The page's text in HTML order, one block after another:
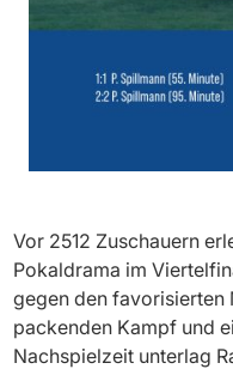
Vor 2512 Zuschauern
Pokaldrama im
gegen den favorisierten
packenden Kampf und
Nachspielzeit unterlag